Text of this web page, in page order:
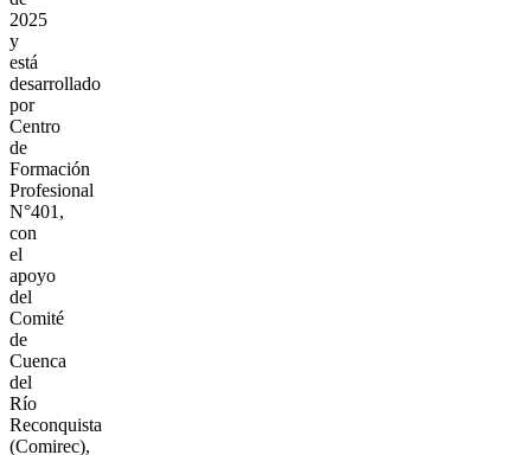
2025
y
está
desarrollado
por
Centro
de
Formación
Profesional
N°401,
con
el
apoyo
del
Comité
de
Cuenca
del
Río
Reconquista
(Comirec),